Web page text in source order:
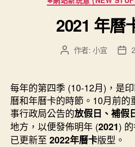
類
2021 年曆
文
者
作者: 小宜
文
佈
日
期
每年的第四季 (10-12月)，是
曆和年曆卡的時節。10月前的
事行政局公告的放假日、補假
地方，以便發佈明年 (2021)
已更新至 2022年曆卡版型。